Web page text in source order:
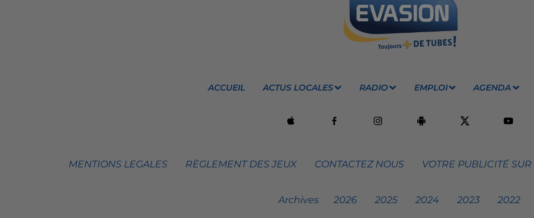
ACCUEIL ACTUS LOCALES RADIO EMPLOI AGENDA
MENTIONS LEGALES RÈGLEMENT DES JEUX CONTACTEZ NOUS VOTRE PUBLICITÉ
Archives 2026 2025 2024 2023 2022